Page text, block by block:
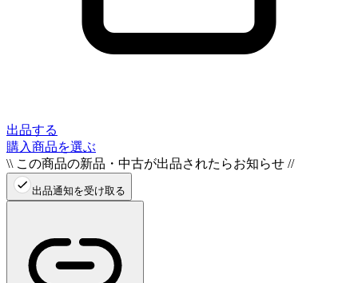
出品する
購入商品を選ぶ
\\ この商品の新品・中古が出品されたらお知らせ //
出品通知を受け取る